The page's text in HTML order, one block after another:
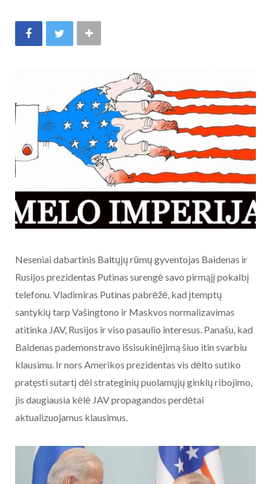
Neseniai dabartinis Baltųjų rūmų gyventojas Baidenas ir
Rusijos prezidentas Putinas surengė savo pirmąjį pokalbį
telefonu. Vladimiras Putinas pabrėžė, kad įtemptų
santykių tarp Vašingtono ir Maskvos normalizavimas
atitinka JAV, Rusijos ir viso pasaulio interesus. Panašu, kad
Baidenas pademonstravo išsisukinėjimą šiuo itin svarbiu
klausimu. Ir nors Amerikos prezidentas vis dėlto sutiko
pratęsti sutartį dėl strateginių puolamųjų ginklų ribojimo,
jis daugiausia kėlė JAV propagandos perdėtai
aktualizuojamus klausimus.